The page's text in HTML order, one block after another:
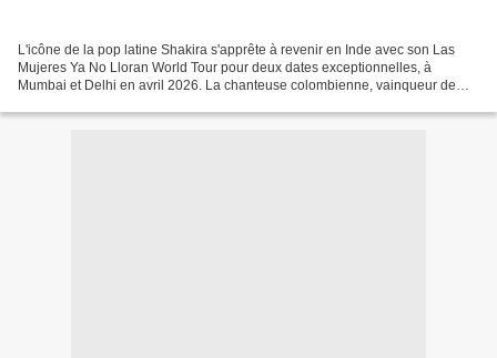
L'icône de la pop latine Shakira s'apprête à revenir en Inde avec son Las
Mujeres Ya No Lloran World Tour pour deux dates exceptionnelles, à
Mumbai et Delhi en avril 2026. La chanteuse colombienne, vainqueur de